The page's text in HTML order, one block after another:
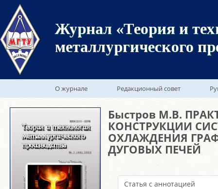
Журнал «Теория и
металлургического
О журнале Редакционный совет
Быстров М.В.
КОНСТРУКЦИИ
ОХЛАЖДЕНИЯ
ДУГОВЫХ ПЕЧЕЙ
Статья с аннотацией